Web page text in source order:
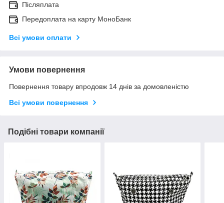
Післяплата
Передоплата на карту МоноБанк
Всі умови оплати
Умови повернення
Повернення товару впродовж 14 днів за домовленістю
Всі умови повернення
Подібні товари компанії